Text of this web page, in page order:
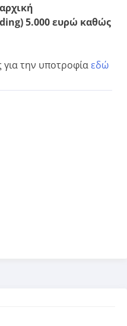
5.000 ευρώ καθώς
την υποτροφίαεδώ